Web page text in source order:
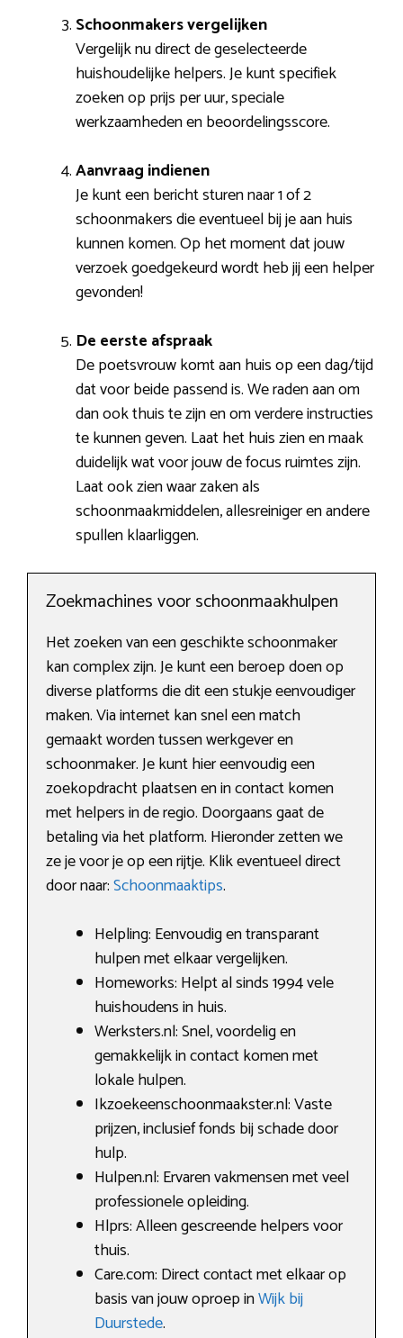
Schoonmakers vergelijken
Vergelijk nu direct de geselecteerde
huishoudelijke helpers. Je kunt specifiek
zoeken op prijs per uur, speciale
werkzaamheden en beoordelingsscore.
Aanvraag indienen
Je kunt een bericht sturen naar 1 of 2
schoonmakers die eventueel bij je aan huis
kunnen komen. Op het moment dat jouw
verzoek goedgekeurd wordt heb jij een helper
gevonden!
De eerste afspraak
De poetsvrouw komt aan huis op een dag/tijd
dat voor beide passend is. We raden aan om
dan ook thuis te zijn en om verdere instructies
te kunnen geven. Laat het huis zien en maak
duidelijk wat voor jouw de focus ruimtes zijn.
Laat ook zien waar zaken als
schoonmaakmiddelen, allesreiniger en andere
spullen klaarliggen.
Zoekmachines voor schoonmaakhulpen
Het zoeken van een geschikte schoonmaker
kan complex zijn. Je kunt een beroep doen op
diverse platforms die dit een stukje eenvoudiger
maken. Via internet kan snel een match
gemaakt worden tussen werkgever en
schoonmaker. Je kunt hier eenvoudig een
zoekopdracht plaatsen en in contact komen
met helpers in de regio. Doorgaans gaat de
betaling via het platform. Hieronder zetten we
ze je voor je op een rijtje. Klik eventueel direct
door naar:Schoonmaaktips.
Helpling: Eenvoudig en transparant
hulpen met elkaar vergelijken.
Homeworks: Helpt al sinds 1994 vele
huishoudens in huis.
Werksters.nl: Snel, voordelig en
gemakkelijk in contact komen met
lokale hulpen.
Ikzoekeenschoonmaakster.nl: Vaste
prijzen, inclusief fonds bij schade door
hulp.
Hulpen.nl: Ervaren vakmensen met veel
professionele opleiding.
Hlprs: Alleen gescreende helpers voor
thuis.
Care.com: Direct contact met elkaar op
basis van jouw oproep inWijk bij
Duurstede.